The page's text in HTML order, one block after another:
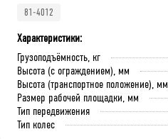
81-4012
Характеристики:
Грузоподъёмность, кг
Высота (с ограждением), мм
Высота (транспортное положение), мм
Размер рабочей площадки, мм
Тип передвижения
Тип колес